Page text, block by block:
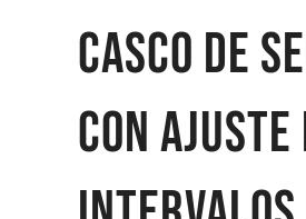
CASCO DE
CON AJUSTE